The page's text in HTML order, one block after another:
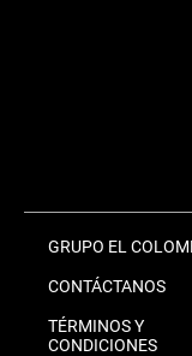
GRUPO EL
CONTÁCTANOS
TÉRMINOS Y
CONDICIONES